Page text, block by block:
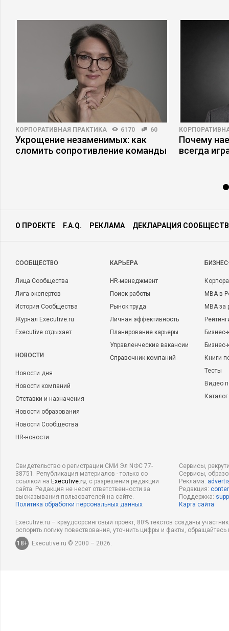
КОРПОРАТИВНАЯ ПРАКТИКА 6170 60
Укрощение незаменимых: как
сломить сопротивление команды
Почему
всегда
О ПРОЕКТЕ F.A.Q. РЕКЛАМА ДЕКЛАРАЦИЯ
CООБЩЕСТВО
Лица Сообщества
Лига экспертов
История Сообщества
Журнал Executive.ru
Executive отдыхает
НОВОСТИ
Новости дня
Новости компаний
Отставки и назначения
Новости образования
Новости Сообщества
HR-новости
КАРЬЕРА
HR-менеджмент
Поиск работы
Рынок труда
Личная эффективность
Планирование карьеры
Управленческие вакансии
Справочник компаний
MBA в
MBA
Бизнес-
Книги
Тесты
Видео
Свидетельство о регистрации СМИ Эл NФС 77-
38751. Републикация материалов - только со
ссылкой на Executive.ru, с разрешения редакции
сайта. Редакция не несет ответственности за
высказывания пользователей на сайте.
Политика обработки персональных данных
Сервисы,
Сервисы,
Реклама:
Редакция:
Поддержка:
Карта сайта
Executive.ru – краудсорсинговый проект, 80% текстов созданы
оспорить логику повествования, уточнить цифры и факты,
18+
Executive.ru © 2000 – 2026.